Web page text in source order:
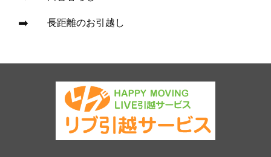
長距離のお引越し